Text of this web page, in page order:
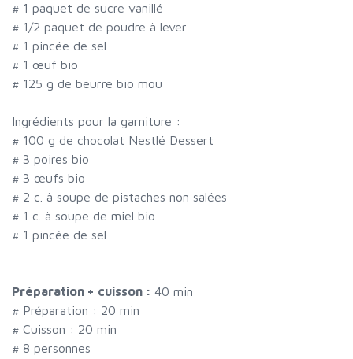
# 1 paquet de sucre vanillé
# 1/2 paquet de poudre à lever
# 1 pincée de sel
# 1 œuf bio
# 125 g de beurre bio mou
Ingrédients pour la garniture :
# 100 g de chocolat Nestlé Dessert
# 3 poires bio
# 3 œufs bio
# 2 c. à soupe de pistaches non salées
# 1 c. à soupe de miel bio
# 1 pincée de sel
Préparation + cuisson : 40 min
# Préparation : 20 min
# Cuisson : 20 min
# 8 personnes